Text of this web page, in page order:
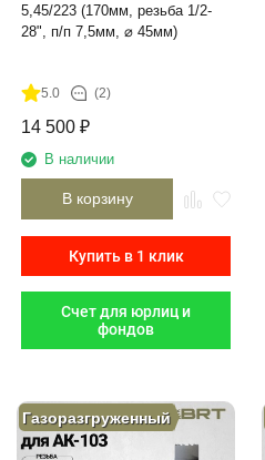
5,45/223 (170мм, резьба 1/2-
28", п/п 7,5мм, ⌀ 45мм)
5.0 (2)
14 500 ₽
В наличии
В корзину
Купить в 1 клик
Счет для юрлиц и
фондов
Газоразгруженный